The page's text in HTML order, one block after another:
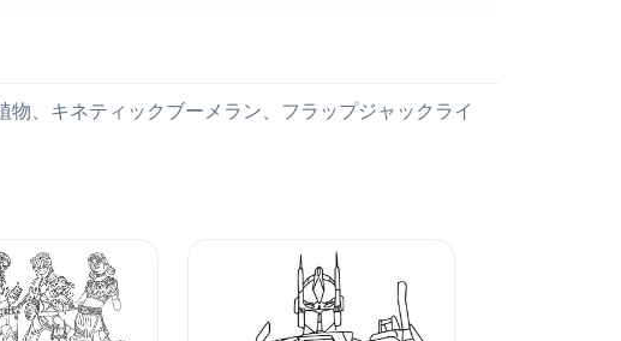
、キネティックブーメラン、フラップジャックライ